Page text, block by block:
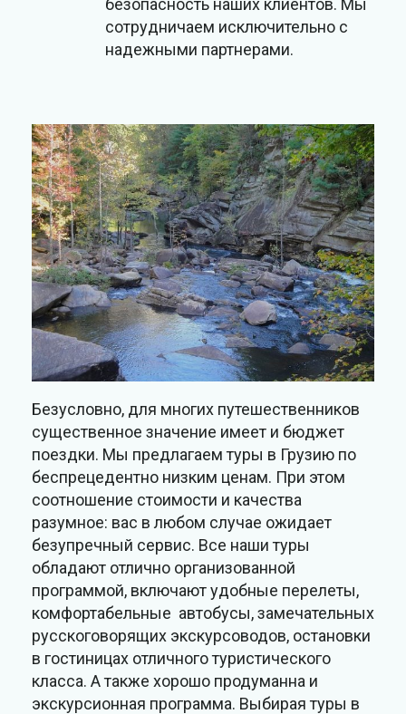
безопасность наших клиентов. Мы
сотрудничаем исключительно с
надежными партнерами.
Безусловно, для многих путешественников
существенное значение имеет и бюджет
поездки. Мы предлагаем туры в Грузию по
беспрецедентно низким ценам. При этом
соотношение стоимости и качества
разумное: вас в любом случае ожидает
безупречный сервис. Все наши туры
обладают отлично организованной
программой, включают удобные перелеты,
комфортабельные автобусы, замечательных
русскоговорящих экскурсоводов, остановки
в гостиницах отличного туристического
класса. А также хорошо продуманна и
экскурсионная программа. Выбирая туры в